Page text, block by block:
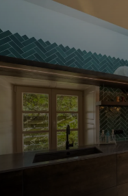
Contactez-nous